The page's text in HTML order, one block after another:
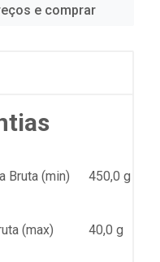
e comprar
Bruta (min) 450,0 g
(max) 40,0 g